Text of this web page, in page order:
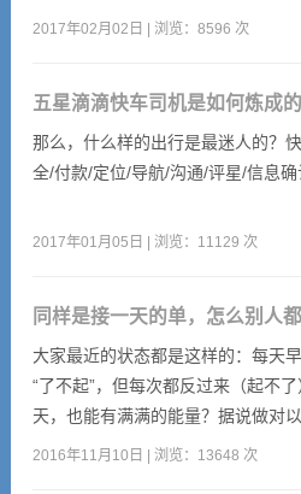
这充其量只是基本服务标准，也谈不
今天，小滴整理了一些车主待客细
听。
敢多言。他好像看穿了我的恐惧，
小滴说：外表无法完
2017年02月02日 | 浏览：8596 次
五星滴滴快车司机是如何炼成的
那么，什么样的出行是最迷人的？
全/付款/定位/导航/沟通/评星/信息
2017年01月05日 | 浏览：11129 次
同样是接一天的单，怎么别人都
大家最近的状态都是这样的：每天
“了不起”，但每次都反过来（起不
天，也能有满满的能量？据说做对
钟满格，干劲十足！
2016年11月10日 | 浏览：13648 次